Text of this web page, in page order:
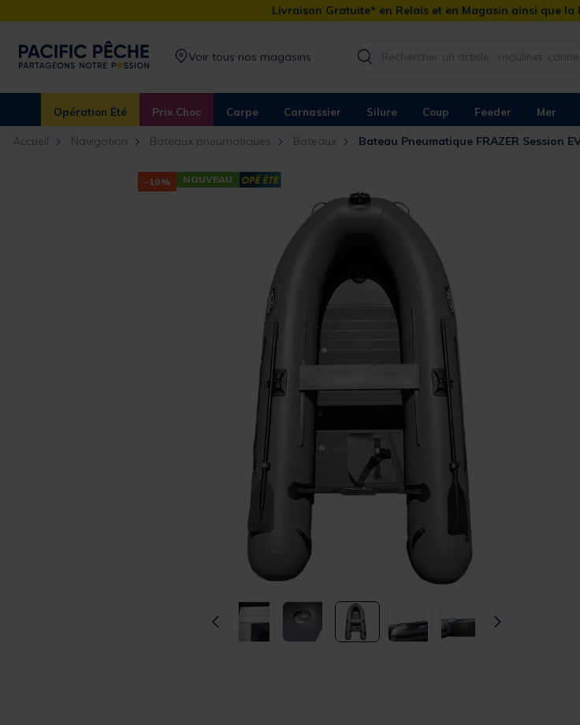
Livraison Gratuite* en Relais et en Magasin ainsi que
Voir tous nos magasins
Opération Été Prix Choc Carpe Carnassier Silure Coup Feeder Mer
Accueil Navigation Bateaux pneumatiques Bateaux Bateau Pneumatique FRAZER Session
-10% NOUVEAU